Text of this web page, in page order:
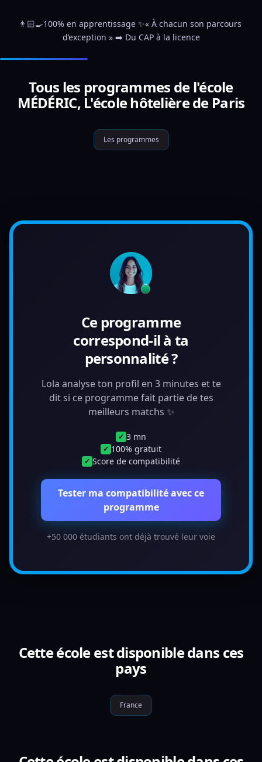
👨🏻‍🍳100% en apprentissage ✨« À chacun son parcours
d’exception » ➡️ Du CAP à la licence
Tous les programmes de l'école
MÉDÉRIC, L'école hôtelière de Paris
Les programmes
Ce programme
correspond-il à ta
personnalité ?
Lola analyse ton profil en 3 minutes et te
dit si ce programme fait partie de tes
meilleurs matchs ✨
✓ 3 mn
✓ 100% gratuit
✓ Score de compatibilité
Tester ma compatibilité avec ce
programme
+50 000 étudiants ont déjà trouvé leur voie
Cette école est disponible dans ces
pays
France